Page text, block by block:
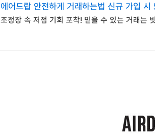
에어드랍 안전하게 거래하는법 신규 가입 시
조정장 속 저점 기회 포착! 믿을 수 있는 거래는